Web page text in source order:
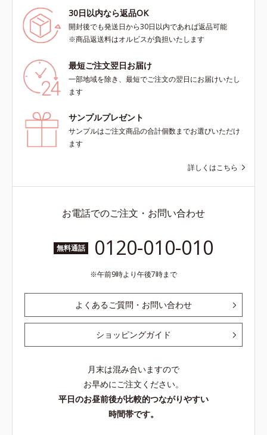
30日以内なら返品OK
開封後でも発送日から30日以内であれば返品可能
※商品返送料はオルビスが負担いたします
最短ご注文翌日お届け
一部地域を除き、最短でご注文の翌日にお届けいたし
ます
サンプルプレゼント
サンプルはご注文商品の合計個数までお選びいただけ
ます
詳しくはこちら
お電話でのご注文・お問い合わせ
無料通話 0120-010-010
午前9時より午後7時まで
よくあるご質問・お問い合わせ
ショッピングガイド
月末は混み合いますので
お早めにご注文ください。
平日のお昼前後が比較的つながりやすい
時間帯です。